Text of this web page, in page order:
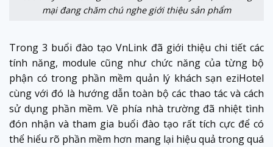
mại đang chăm chú nghe giới thiệu sản phẩm
Trong 3 buổi đào tạo VnLink đã giới thiệu chi tiết các
tính năng, module cũng như chức năng của từng bộ
phận có trong phần mềm quản lý khách sạn eziHotel
cùng với đó là hướng dẫn toàn bộ các thao tác và cách
sử dụng phần mềm. Về phía nhà trường đã nhiệt tình
đón nhận và tham gia buổi đào tạo rất tích cực để có
thể hiểu rõ phần mềm hơn mang lại hiệu quả trong quá